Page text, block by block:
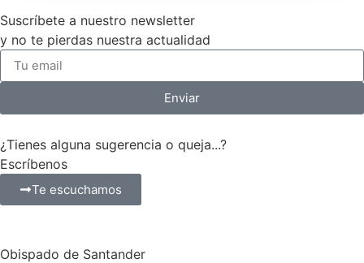
Suscríbete a nuestro newsletter
y no te pierdas nuestra actualidad
Enviar
¿Tienes alguna sugerencia o queja...?
Escríbenos
Te escuchamos
Obispado de Santander